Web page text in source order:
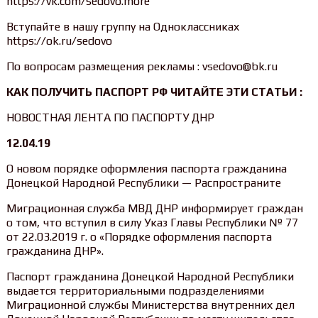
Вступайте в нашу группу на Одноклассниках
https://ok.ru/sedovo
По вопросам размещения рекламы : vsedovo@bk.ru
КАК ПОЛУЧИТЬ ПАСПОРТ РФ ЧИТАЙТЕ ЭТИ СТАТЬИ :
НОВОСТНАЯ ЛЕНТА ПО ПАСПОРТУ ДНР
12.04.19
О новом порядке оформления паспорта гражданина
Донецкой Народной Республики — Распространите
Миграционная служба МВД ДНР информирует граждан
о том, что вступил в силу Указ Главы Республики № 77
от 22.03.2019 г. о «Порядке оформления паспорта
гражданина ДНР».
Паспорт гражданина Донецкой Народной Республики
выдается территориальными подразделениями
Миграционной службы Министерства внутренних дел